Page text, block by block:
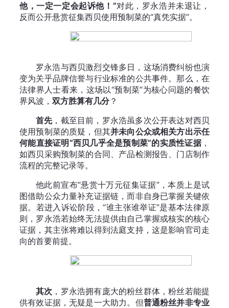
他，一定一定会起诉他！”对此，罗永浩并未退让，
反而公开悬赏征集西贝使用预制菜的“真凭实据”。
罗永浩与西贝激烈交锋多日，这场消费纠纷也演
变为关乎品牌信誉与行业标准的公共事件。那么，在
法律界人士看来，这场以“预制菜”为核心问题的餐饮
界风波， 双方胜算有几分？
首先，截至目前，罗永浩虽多次公开表达对西贝
使用预制菜的质疑，但其并未向公众或相关方出示任
何能直接证明“西贝几乎全是预制菜”的实质性证据，
如西贝采购预制菜的合同、产品检测报告、门店制作
流程的完整记录等。
他此前宣布“悬赏十万元征集证据”，本质上是试
图借助公众力量补充证据链，而非自身已掌握关键依
据。若进入诉讼阶段，“谁主张谁举证”是基本法律原
则，罗永浩若始终无法提供由自己掌握或核实的核心
证据，其主张将难以得到法庭支持，这是影响官司走
向的首要前提。
其次 ，罗永浩拥有庞大的粉丝群体，粉丝若能提
供有效证据，无疑是一大助力。但普通粉丝并非专业